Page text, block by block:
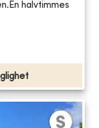
halvtimmes